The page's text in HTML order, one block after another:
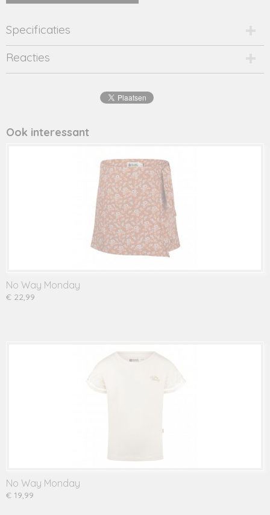
Specificaties
Productcode
R50077-1-20119
Productcode leverancier
Reacties
Ook interessant
No Way Monday
€ 22,99
No Way Monday
€ 19,99